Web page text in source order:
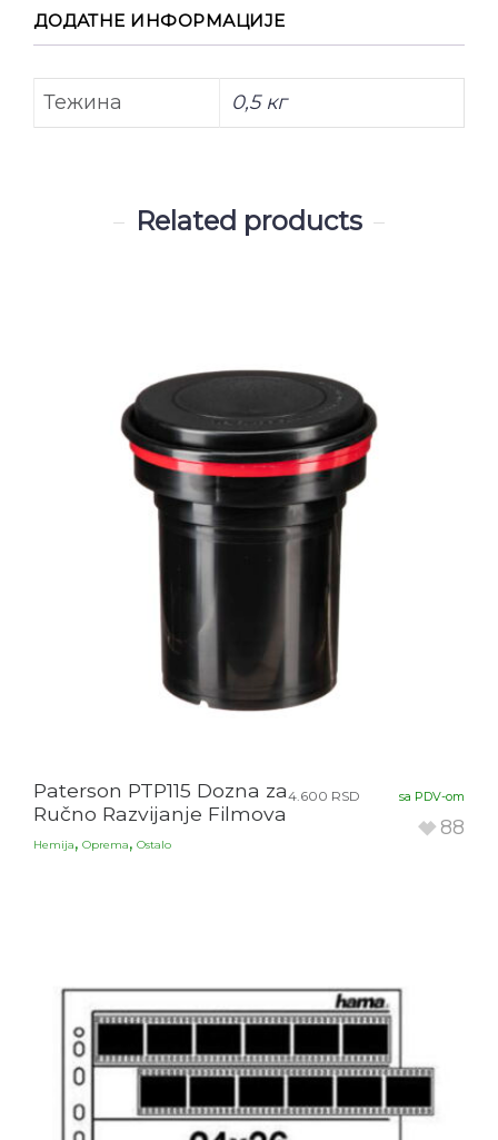
ДОДАТНЕ ИНФОРМАЦИЈЕ
Тежина 0,5 кг
Related products
Paterson PTP115 Dozna za
Ručno Razvijanje Filmova
Hemija, Oprema, Ostalo
4.600 RSD sa PDV-om
88